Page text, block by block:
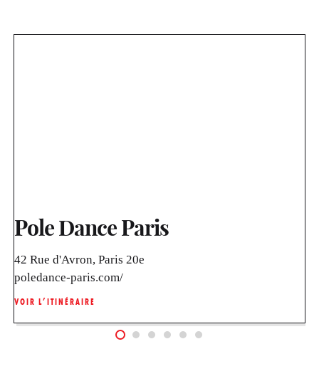
Pole Dance Paris
42 Rue d'Avron, Paris 20e
poledance-paris.com/
VOIR L’ITINÉRAIRE